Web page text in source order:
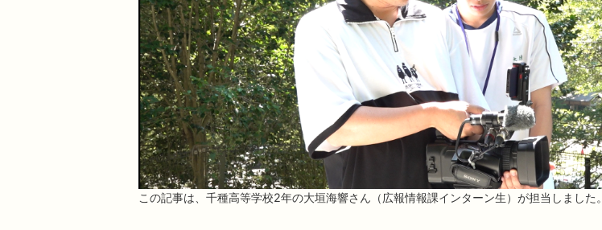
この記事は、千種高等学校2年の大垣海響さん（広報情報課インターン生）が担当しました。